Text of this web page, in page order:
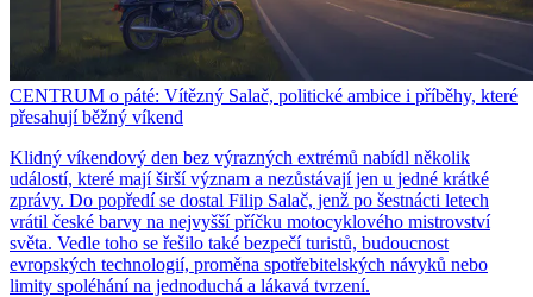
CENTRUM o páté: Vítězný Salač, politické ambice i příběhy, které
přesahují běžný víkend
Klidný víkendový den bez výrazných extrémů nabídl několik
událostí, které mají širší význam a nezůstávají jen u jedné krátké
zprávy. Do popředí se dostal Filip Salač, jenž po šestnácti letech
vrátil české barvy na nejvyšší příčku motocyklového mistrovství
světa. Vedle toho se řešilo také bezpečí turistů, budoucnost
evropských technologií, proměna spotřebitelských návyků nebo
limity spoléhání na jednoduchá a lákavá tvrzení.